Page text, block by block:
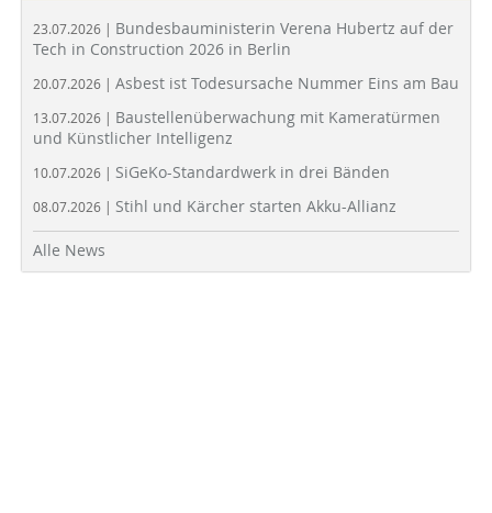
23.07.2026 | Bundesbauministerin Verena Hubertz auf der
Tech in Construction 2026 in Berlin
20.07.2026 | Asbest ist Todesursache Nummer Eins am Bau
13.07.2026 | Baustellenüberwachung mit Kameratürmen
und Künstlicher Intelligenz
10.07.2026 | SiGeKo-Standardwerk in drei Bänden
08.07.2026 | Stihl und Kärcher starten Akku-Allianz
Alle News